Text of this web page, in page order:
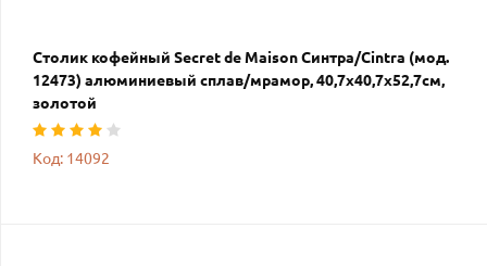
Столик кофейный Secret de Maison Синтра/Cintra (мод.
12473) алюминиевый сплав/мрамор, 40,7х40,7х52,7см,
золотой
Код: 14092